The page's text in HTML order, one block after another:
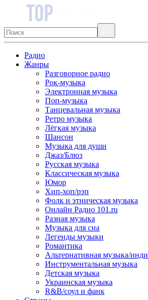
Радио
Жанры
Разговорное радио
Рок-музыка
Электронная музыка
Поп-музыка
Танцевальная музыка
Ретро музыка
Лёгкая музыка
Шансон
Музыка для души
Джаз/Блюз
Русская музыка
Классическая музыка
Юмор
Хип-хоп/рэп
Фолк и этническая музыка
Онлайн Радио 101.ru
Разная музыка
Музыка для сна
Легенды музыки
Романтика
Альтернативная музыка/инди
Инструментальная музыка
Детская музыка
Украинская музыка
R&B/cоул и фанк